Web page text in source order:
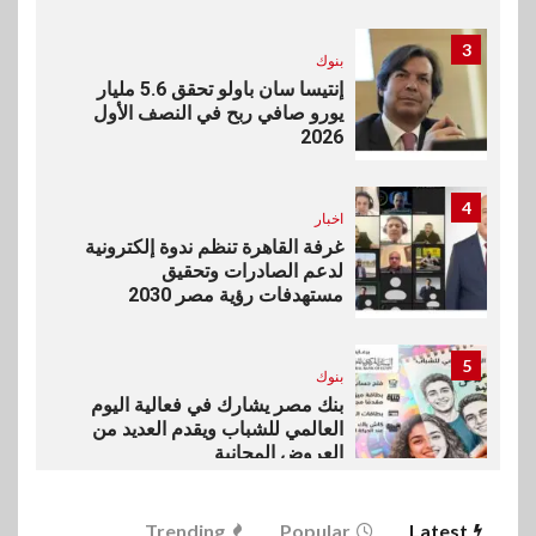
3
بنوك
إنتيسا سان باولو تحقق 5.6 مليار
يورو صافي ربح في النصف الأول
2026
4
اخبار
غرفة القاهرة تنظم ندوة إلكترونية
لدعم الصادرات وتحقيق
مستهدفات رؤية مصر 2030
5
بنوك
بنك مصر يشارك في فعالية اليوم
العالمي للشباب ويقدم العديد من
العروض المجانية
6
Latest
Popular
Trending